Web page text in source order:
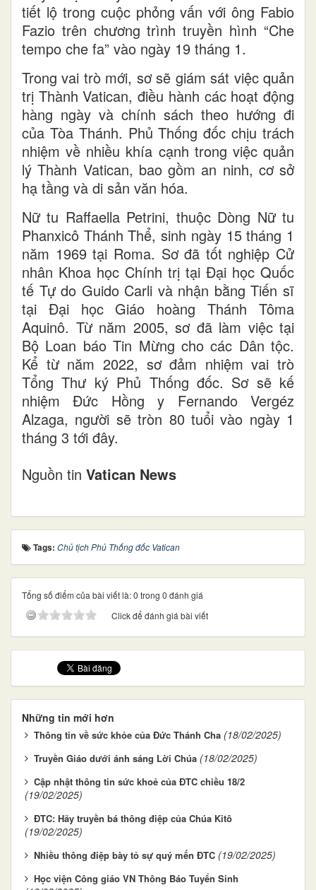
tiết lộ trong cuộc phỏng vấn với ông Fabio
Fazio trên chương trình truyền hình “Che
tempo che fa” vào ngày 19 tháng 1.
Trong vai trò mới, sơ sẽ giám sát việc quản
trị Thành Vatican, điều hành các hoạt động
hàng ngày và chính sách theo hướng đi
của Tòa Thánh. Phủ Thống đốc chịu trách
nhiệm về nhiều khía cạnh trong việc quản
lý Thành Vatican, bao gồm an ninh, cơ sở
hạ tầng và di sản văn hóa.
Nữ tu Raffaella Petrini, thuộc Dòng Nữ tu
Phanxicô Thánh Thể, sinh ngày 15 tháng 1
năm 1969 tại Roma. Sơ đã tốt nghiệp Cử
nhân Khoa học Chính trị tại Đại học Quốc
tế Tự do Guido Carli và nhận bằng Tiến sĩ
tại Đại học Giáo hoàng Thánh Tôma
Aquinô. Từ năm 2005, sơ đã làm việc tại
Bộ Loan báo Tin Mừng cho các Dân tộc.
Kể từ năm 2022, sơ đảm nhiệm vai trò
Tổng Thư ký Phủ Thống đốc. Sơ sẽ kế
nhiệm Đức Hồng y Fernando Vergéz
Alzaga, người sẽ tròn 80 tuổi vào ngày 1
tháng 3 tới đây.
Nguồn tin Vatican News
Tags: Chủ tịch Phủ Thống đốc Vatican
Tổng số điểm của bài viết là: 0 trong 0 đánh giá
Click để đánh giá bài viết
Những tin mới hơn
Thông tin về sức khỏe của Đức Thánh Cha (18/02/2025)
Truyền Giáo dưới ánh sáng Lời Chúa (18/02/2025)
Cập nhật thông tin sức khoẻ của ĐTC chiều 18/2
(19/02/2025)
ĐTC: Hãy truyền bá thông điệp của Chúa Kitô
(19/02/2025)
Nhiều thông điệp bày tỏ sự quý mến ĐTC (19/02/2025)
Học viện Công giáo VN Thông Báo Tuyển Sinh